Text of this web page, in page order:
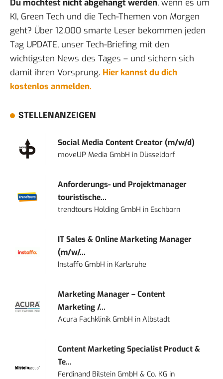
Du möchtest nicht abgehängt werden, wenn es um
KI, Green Tech und die Tech-Themen von Morgen
geht? Über 12.000 smarte Leser bekommen jeden
Tag UPDATE, unser Tech-Briefing mit den
wichtigsten News des Tages – und sichern sich
damit ihren Vorsprung. Hier kannst du dich
kostenlos anmelden.
STELLENANZEIGEN
Social Media Content Creator (m/w/d)
moveUP Media GmbH in Düsseldorf
Anforderungs- und Projektmanager
touristische...
trendtours Holding GmbH in Eschborn
IT Sales & Online Marketing Manager
(m/w/...
Instaffo GmbH in Karlsruhe
Marketing Manager – Content
Marketing /...
Acura Fachklinik GmbH inAlbstadt
Content Marketing Specialist Product &
Te...
Ferdinand Bilstein GmbH & Co. KG in